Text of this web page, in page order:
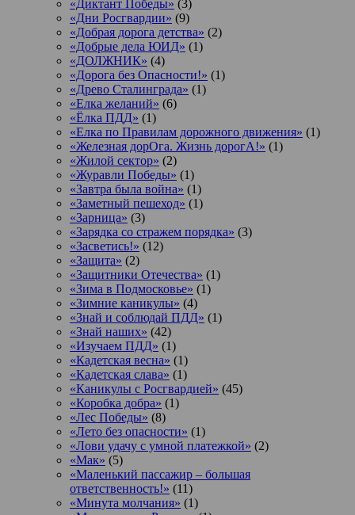
«Диктант Победы» (3)
«Дни Росгвардии» (9)
«Добрая дорога детства» (2)
«Добрые дела ЮИД» (1)
«ДОЛЖНИК» (4)
«Дорога без Опасности!» (1)
«Древо Сталинграда» (1)
«Елка желаний» (6)
«Ёлка ПДД» (1)
«Елка по Правилам дорожного движения» (1)
«Железная дорОга. Жизнь дорогА!» (1)
«Жилой сектор» (2)
«Журавли Победы» (1)
«Завтра была война» (1)
«Заметный пешеход» (1)
«Зарница» (3)
«Зарядка со стражем порядка» (3)
«Засветись!» (12)
«Защита» (2)
«Защитники Отечества» (1)
«Зима в Подмосковье» (1)
«Зимние каникулы» (4)
«Знай и соблюдай ПДД» (1)
«Знай наших» (42)
«Изучаем ПДД» (1)
«Кадетская весна» (1)
«Кадетская слава» (1)
«Каникулы с Росгвардией» (45)
«Коробка добра» (1)
«Лес Победы» (8)
«Лето без опасности» (1)
«Лови удачу с умной платежкой» (2)
«Мак» (5)
«Маленький пассажир – большая
ответственность!» (11)
«Минута молчания» (1)